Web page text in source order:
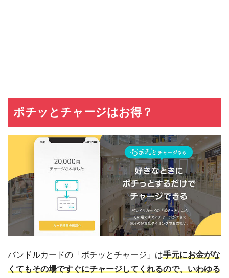
ポチッとチャージはお得？
バンドルカードの「ポチッとチャージ」は手元にお金がな
くてもその場ですぐにチャージしてくれるので、いわゆる